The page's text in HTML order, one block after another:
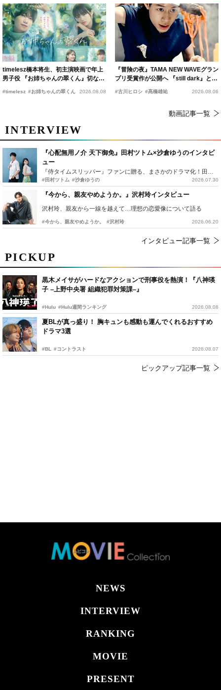
PICKUP
黒木メイサがハードなアクションで刑事役を熱演！『八神瑛
子 –上野中央署 組織犯罪対策課–』
#Hulu #Hulu週間ランキング 2026.08.08
夏BLが真っ盛り！ 胸キュンも感動も運んでくれるおすすめ
ドラマ3選
#BL #コントラスト 2026.08.07
ピックアップ記事一覧
timelesz橋本将生、初主演映画で年上
男子役 『お姉ちゃんの翠くん』切ない
恋の幕開けを予感
#timelesz #お姉ちゃんの翠くん 2026.08.08
『冒険の夜』TAMA NEW WAVEグラン
プリ受賞作が公開へ 『still dark』と同
時上映決定
#古川ヒロシ #髙橋雄祐 2026.08.06
動画記事一覧
INTERVIEW
『心配無用ノ介 天下御免』田村ツトム×沙倉ゆうのインタビ
ュー
#田村ツトム #沙倉ゆうの 2026.07.30
『今から、親友やめようか。』沢村玲インタビュー
沢村玲、親友から一線を越えて…理想の恋愛像について語る
#今から、親友やめようか。 #沢村玲 2026.06.20
インタビュー記事一覧
NEWS
INTERVIEW
RANKING
MOVIE
PRESENT